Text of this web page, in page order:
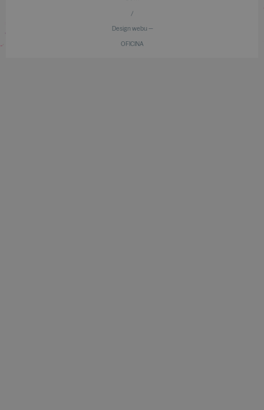
/
Design webu —
OFICINA